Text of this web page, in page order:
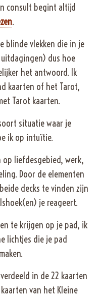
consult begint altijd
.
blinde vlekken die in je
dus hoe
het antwoord. Ik
kaarten of het Tarot,
Tarot kaarten.
situatie waar je
ik op intuïtie.
op liefdesgebied, werk,
Door de elementen
decks te vinden zijn
je reageert.
te krijgen op je pad, ik
lichtjes die je pad
in de 22 kaarten
van het Kleine